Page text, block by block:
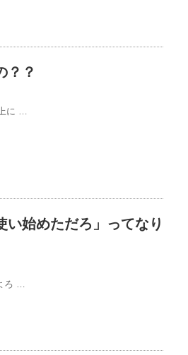
？？
に …
い始めただろ」ってなり
ろ …